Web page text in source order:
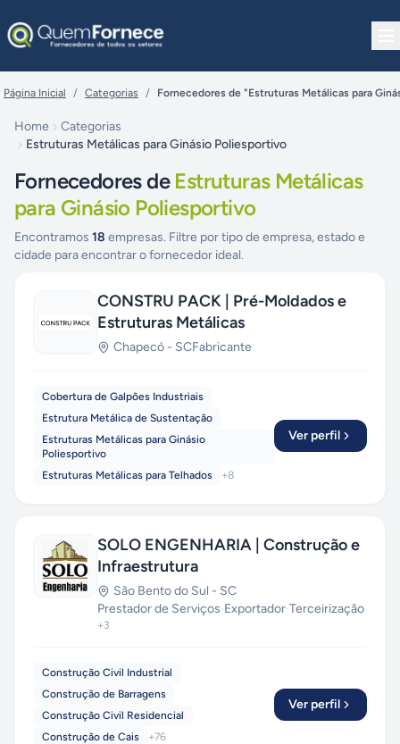
Página Inicial / Categorias / Fornecedores de "Estruturas Metálicas para
Home
Categorias
Estruturas Metálicas para Ginásio Poliesportivo
Fornecedores de Estruturas Metálicas
para Ginásio Poliesportivo
Encontramos 18 empresas. Filtre por tipo de empresa, estado e
cidade para encontrar o fornecedor ideal.
CONSTRU PACK | Pré-Moldados e
Estruturas Metálicas
Chapecó - SCFabricante
Cobertura de Galpões Industriais
Estrutura Metálica de Sustentação
Estruturas Metálicas para Ginásio
Poliesportivo
Estruturas Metálicas para Telhados
+8
Ver perfil
SOLO ENGENHARIA | Construção e
Infraestrutura
São Bento do Sul - SC
Prestador de Serviços·Exportador·Terceirização
+3
Construção Civil Industrial
Construção de Barragens
Construção Civil Residencial
Construção de Cais
+76
Ver perfil